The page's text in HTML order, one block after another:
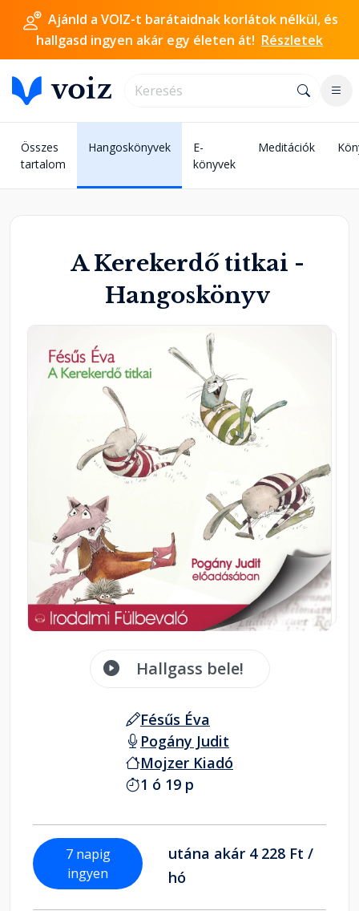
Ajánld a VOIZ-t barátaidnak korlátok nélkül, és
hallgasd ingyen akár egy életen át! Részletek
Összes
tartalom
Hangoskönyvek
E-
könyvek
Meditációk
A Kerekerdő titkai -
Hangoskönyv
Hallgass bele!
Fésűs Éva
Pogány Judit
Mojzer Kiadó
1 ó 19 p
7 napig
ingyen
utána akár 4 228 Ft /
hó